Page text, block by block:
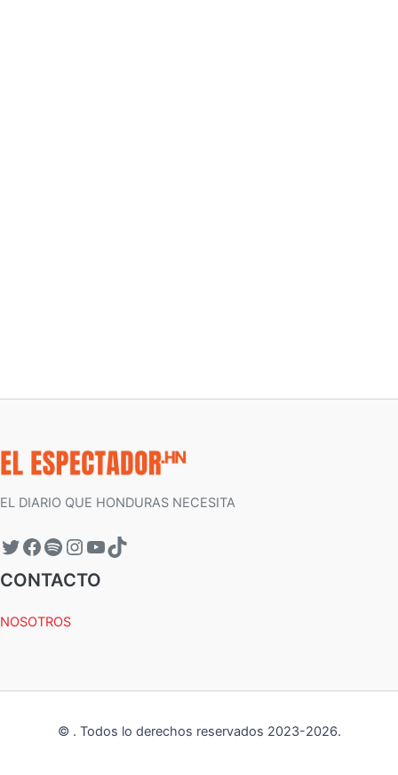
EL DIARIO QUE HONDURAS NECESITA
CONTACTO
NOSOTROS
© . Todos lo derechos reservados 2023-2026.